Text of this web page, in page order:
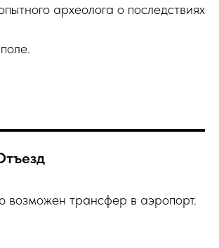
археолога о последствиях
возможен трансфер в аэропорт.